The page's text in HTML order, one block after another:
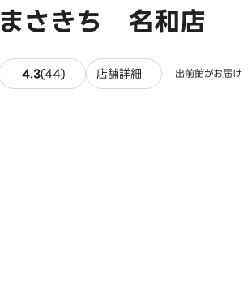
まさきち 名和店
4.3(44) 44件のレビュー
店舗詳細 出前館がお届け